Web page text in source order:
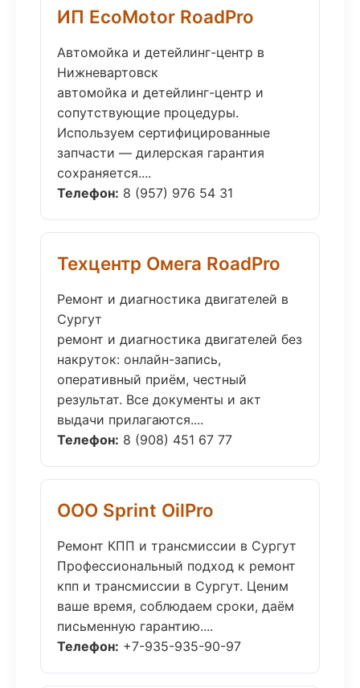
ИП EcoMotor RoadPro
Автомойка и детейлинг-центр в
Нижневартовск
автомойка и детейлинг-центр и
сопутствующие процедуры.
Используем сертифицированные
запчасти — дилерская гарантия
сохраняется....
Телефон: 8 (957) 976 54 31
Техцентр Омега RoadPro
Ремонт и диагностика двигателей в
Сургут
ремонт и диагностика двигателей без
накруток: онлайн-запись,
оперативный приём, честный
результат. Все документы и акт
выдачи прилагаются....
Телефон: 8 (908) 451 67 77
ООО Sprint OilPro
Ремонт КПП и трансмиссии в Сургут
Профессиональный подход к ремонт
кпп и трансмиссии в Сургут. Ценим
ваше время, соблюдаем сроки, даём
письменную гарантию....
Телефон: +7-935-935-90-97